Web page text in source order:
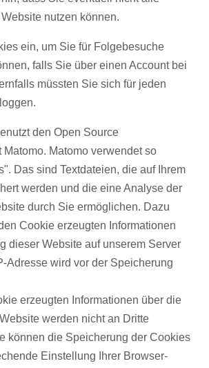
nutzen können.
ein, um Sie für Folgebesuche
falls Sie über einen Account bei
müssten Sie sich für jeden
den Open Source
Matomo verwendet so
Das sind Textdateien, die auf Ihrem
werden und die eine Analyse der
durch Sie ermöglichen. Dazu
Cookie erzeugten Informationen
dieser Website auf unserem Server
Adresse wird vor der Speicherung
erzeugten Informationen über die
werden nicht an Dritte
können die Speicherung der Cookies
Einstellung Ihrer Browser-